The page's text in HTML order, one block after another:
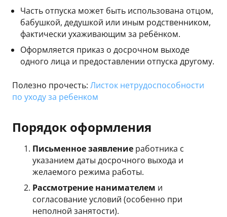
Часть отпуска может быть использована отцом,
бабушкой, дедушкой или иным родственником,
фактически ухаживающим за ребёнком.
Оформляется приказ о досрочном выходе
одного лица и предоставлении отпуска другому.
Полезно прочесть: Листок нетрудоспособности
по уходу за ребенком
Порядок оформления
Письменное заявление работника с
указанием даты досрочного выхода и
желаемого режима работы.
Рассмотрение нанимателем и
согласование условий (особенно при
неполной занятости).